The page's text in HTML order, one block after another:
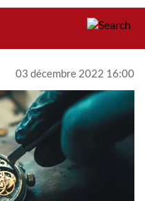
03 décembre 2022 16:00